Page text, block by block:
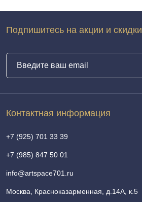
Контактная информация
+7 (925) 701 33 39
+7 (985) 847 50 01
info@artspace701.ru
Москва, Красноказарменная, д.14А, к.5
Подпишитесь на акции и скидки